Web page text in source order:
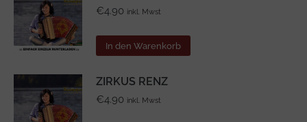
€4.90 inkl. Mwst
In den Warenkorb
ZIRKUS RENZ
€4.90 inkl. Mwst